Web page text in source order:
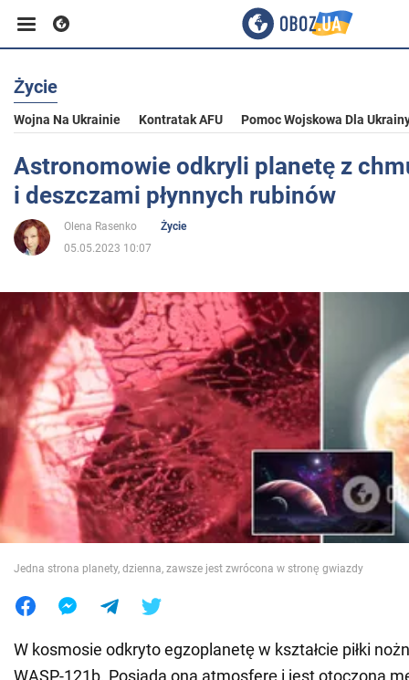
Biznes
Sport
Rozrywka
Polityka
Społeczeństwo
Wojna na Ukrainie
Świat
Jedzenie
Życie
Wojna Na Ukrainie Kontratak AFU Pomoc Wojskowa Dla
Astronomowie odkryli planetę z
i deszczami płynnych rubinów
Olena Rasenko
Życie
05.05.2023 10:07
Jedna strona planety, dzienna, zawsze jest zwrócona w stronę gwiazdy
W kosmosie odkryto egzoplanetę w kształcie piłki